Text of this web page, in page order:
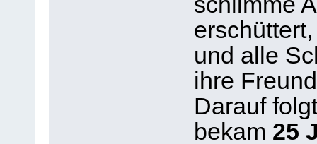
und alle
ihre
Darauf
bekam 25